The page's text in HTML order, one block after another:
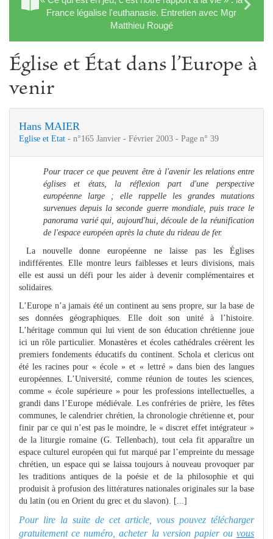
France légalise l'euthanasie. Entretien avec Mgr
Matthieu Rougé
Église et État dans l’Europe à
venir
Hans MAIER
Eglise et Etat - n°165 Janvier - Février 2003 - Page n° 39
Pour tracer ce que peuvent être à l'avenir les relations entre
églises et états, la réflexion part d'une perspective
européenne large ; elle rappelle les grandes mutations
survenues depuis la seconde guerre mondiale, puis trace le
panorama varié qui, aujourd'hui, découle de la réunification
de l'espace européen après la chute du rideau de fer.
La nouvelle donne européenne ne laisse pas les Églises
indifférentes. Elle montre leurs faiblesses et leurs divisions, mais
elle est aussi un défi pour les aider à devenir complémentaires et
solidaires.
L’Europe n’a jamais été un continent au sens propre, sur la base de
ses données géographiques. Elle doit son unité à l’histoire.
L’héritage commun qui lui vient de son éducation chrétienne joue
ici un rôle particulier. Monastères et écoles cathédrales créèrent les
premiers fondements éducatifs du continent. Schola et clericus ont
été les racines pour « école » et « lettré » dans bien des langues
européennes. L’Université, comme réunion de toutes les sciences,
comme « école supérieure » pour les professions intellectuelles, a
grandi dans l’Europe médiévale. Les confréries de prière, les fêtes
communes, le calendrier chrétien, la chronologie chrétienne et, pour
finir par ce qui n’est pas le moindre, le « discret effet intégrateur »
de la liturgie romaine (G. Tellenbach), tout cela fit apparaître un
espace culturel européen qui fut marqué par l’empreinte du message
chrétien, un espace qui se laissa toujours à nouveau provoquer par
les traditions antiques de la poésie et de la philosophie et qui
produisit à profusion des littératures nationales originales sur la base
du latin (ou en Orient du grec et du slavon). [...]
Pour lire la suite de cet article, vous pouvez télécharger
gratuitement ce numéro, acheter la version papier ou vous